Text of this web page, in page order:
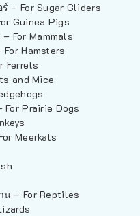
– For Sugar Gliders
Guinea Pigs
For Mammals
Hamsters
Ferrets
and Mice
Prairie Dogs
Meerkats
น – For Reptiles